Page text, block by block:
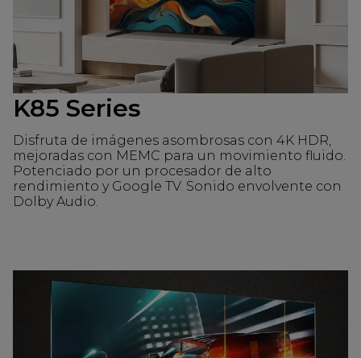
K85 Series
Disfruta de imágenes asombrosas con 4K HDR,
mejoradas con MEMC para un movimiento fluido.
Potenciado por un procesador de alto
rendimiento y Google TV. Sonido envolvente con
Dolby Audio.